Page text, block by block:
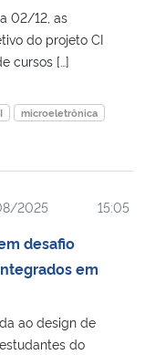
02/12, as
do projeto CI
cursos […]
microeletrônica
2025 15:05
desafio
em
ao design de
do